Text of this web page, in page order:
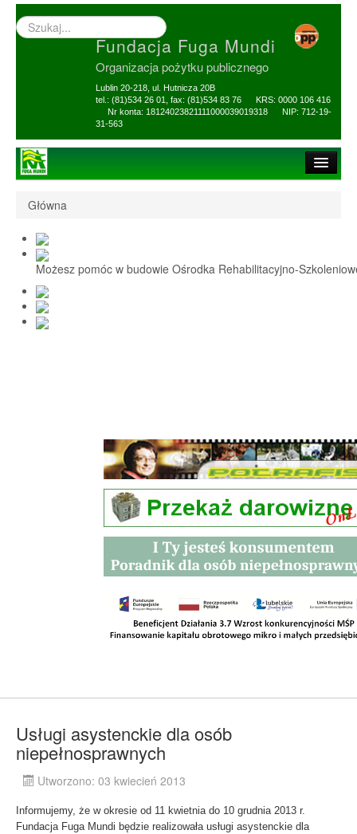
Wyszukiwarka
–
Fundacja Fuga Mundi
Organizacja pożytku publicznego
Lublin 20-218, ul. Hutnicza 20B
tel.: (81)534 26 01, fax: (81)534 83 76 KRS: 0000 106 416
Nr konta: 18124023821111000039019318 NIP: 712-19-
31-563
1,5% i darowizny
Nasi Beneficjenci
Ośrodek Reh-Szkol
Sprawozdania
Główna
Możesz pomóc w budowie Ośrodka Rehabilitacyjno-
Usługi asystenckie dla osób
niepełnosprawnych
Utworzono: 03 kwiecień 2013
Informujemy, że w okresie od 11 kwietnia do 10 grudnia 2013 r.
Fundacja Fuga Mundi będzie realizowała usługi asystenckie dla